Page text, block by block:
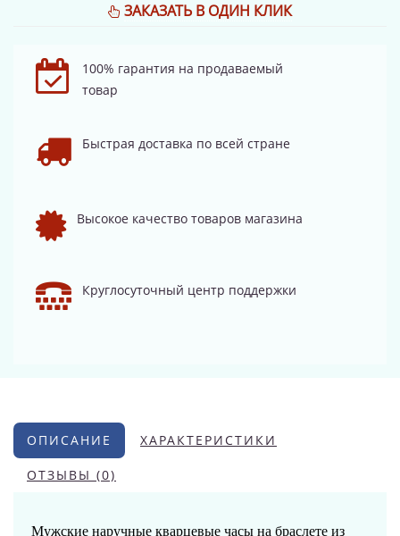
ЗАКАЗАТЬ В ОДИН КЛИК
100% гарантия на продаваемый
товар
Быстрая доставка по всей стране
Высокое качество товаров магазина
Круглосуточный центр поддержки
ОПИСАНИЕ ХАРАКТЕРИСТИКИ
ОТЗЫВЫ (0)
Мужские наручные кварцевые часы на браслете из